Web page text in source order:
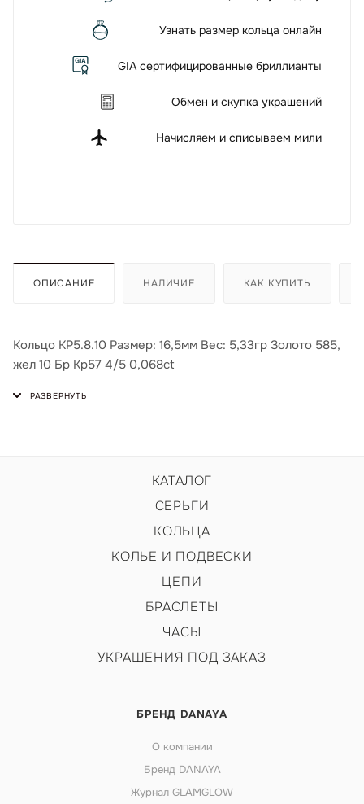
Узнать размер кольца онлайн
GIA сертифицированные бриллианты
Обмен и скупка украшений
Начисляем и списываем мили
ОПИСАНИЕ НАЛИЧИЕ КАК КУПИТЬ
Кольцо КР5.8.10 Размер: 16,5мм Вес: 5,33гр Золото 585,
жел 10 Бр Кр57 4/5 0,068ct
КАТАЛОГ
СЕРЬГИ
КОЛЬЦА
КОЛЬЕ И ПОДВЕСКИ
ЦЕПИ
БРАСЛЕТЫ
ЧАСЫ
УКРАШЕНИЯ ПОД ЗАКАЗ
БРЕНД DANAYA
О компании
Бренд DANAYA
Журнал GLAMGLOW